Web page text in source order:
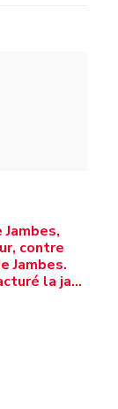
contre
Jambes.
la ja…